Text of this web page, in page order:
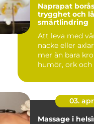
Naprapat borås kunskap,
trygghet och
smärtlindring
Att leva med
nacke eller
mer än bara
humör, ork och
03. apr
Massage i